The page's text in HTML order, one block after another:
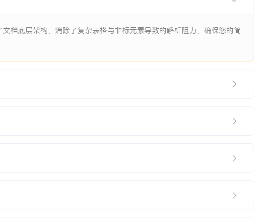
档底层架构，消除了复杂表格与非标元素导致的解析阻力，确保您的简